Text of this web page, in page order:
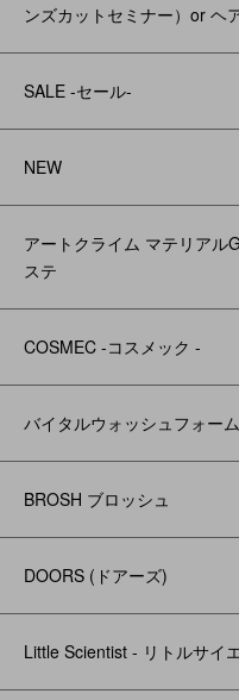
ンズカットセミナー）or ヘ
SALE -セール-
NEW
アートクライム マテリアル
ステ
COSMEC -コスメック -
バイタルウォッシュフォーム
BROSH ブロッシュ
DOORS (ドアーズ)
Little Scientist - リトルサイ